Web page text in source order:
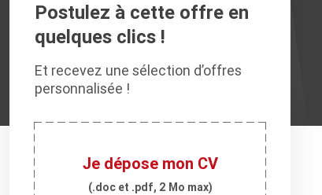
Postulez à cette offre en
quelques clics !
Et recevez une sélection d’offres
personnalisée !
Je dépose mon CV
(.doc et .pdf, 2 Mo max)